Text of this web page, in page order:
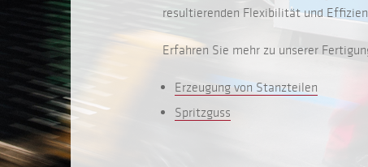
resultierenden Flexibilität und
Erfahren Sie mehr zu unserer
Erzeugung von Stanzteilen
Spritzguss